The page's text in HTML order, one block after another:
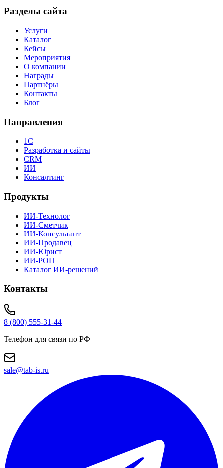
Разделы сайта
Услуги
Каталог
Кейсы
Мероприятия
О компании
Награды
Партнёры
Контакты
Блог
Направления
1С
Разработка и сайты
CRM
ИИ
Консалтинг
Продукты
ИИ-Технолог
ИИ-Сметчик
ИИ-Консультант
ИИ-Продавец
ИИ-Юрист
ИИ-РОП
Каталог ИИ-решений
Контакты
8 (800) 555-31-44
Телефон для связи по РФ
sale@tab-is.ru